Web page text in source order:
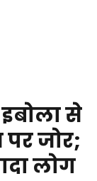
से
जोर;
लोग